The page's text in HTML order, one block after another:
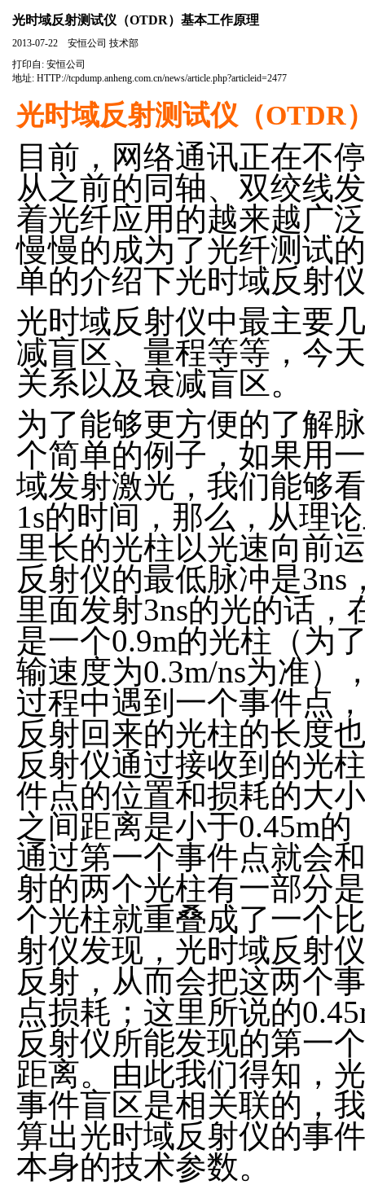
光时域反射测试仪（OTDR）基本工作原理
2013-07-22 安恒公司 技术部
打印自: 安恒公司
地址: HTTP://tcpdump.anheng.com.cn/news/article.php?articleid=2477
光时域反射测试仪（OTDR
目前，网络通讯正在不
从之前的同轴、双绞线
着光纤应用的越来越广
慢慢的成为了光纤测试
单的介绍下光时域反射
光时域反射仪中最主要
减盲区、量程等等，今
关系以及衰减盲区。
为了能够更方便的了解
个简单的例子，如果用
域发射激光，我们能够
1s的时间，那么，从理
里长的光柱以光速向前
反射仪的最低脉冲是
里面发射3ns的光的话
是一个0.9m的光柱（为
输速度为0.3m/ns为准）
过程中遇到一个事件点
反射回来的光柱的长度
反射仪通过接收到的光
件点的位置和损耗的大
之间距离是小于0.45m
通过第一个事件点就会
射的两个光柱有一部分
个光柱就重叠成了一个
射仪发现，光时域反射
反射，从而会把这两个
点损耗；这里所说的
反射仪所能发现的第一
距离。由此我们得知，
事件盲区是相关联的，
算出光时域反射仪的事
本身的技术参数。